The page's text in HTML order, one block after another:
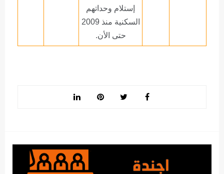
إستلام وحداتهم
السكنية منذ 2009
حتى الأن.